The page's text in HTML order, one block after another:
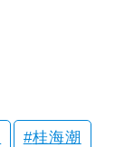
桂海潮